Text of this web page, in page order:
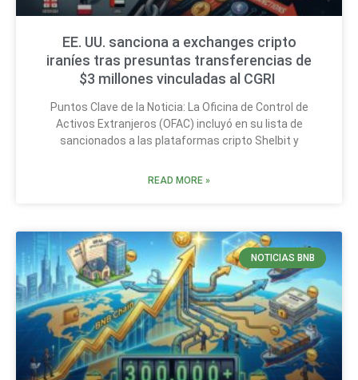
EE. UU. sanciona a exchanges cripto
iraníes tras presuntas transferencias de
$3 millones vinculadas al CGRI
Puntos Clave de la Noticia: La Oficina de Control de
Activos Extranjeros (OFAC) incluyó en su lista de
sancionados a las plataformas cripto Shelbit y
READ MORE »
NOTICIAS BNB